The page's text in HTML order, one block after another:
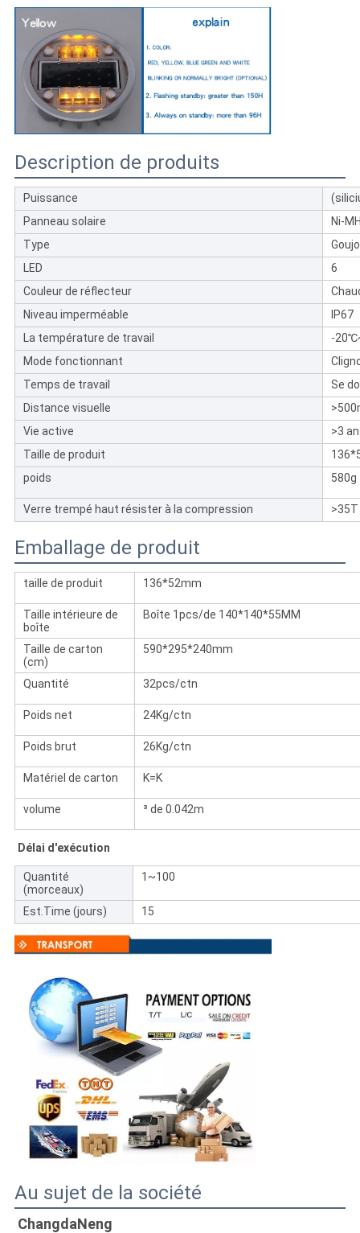
Description de produits
Puissance
Panneau solaire
Ni-
Type
LED
6
Couleur de réflecteur
Niveau imperméable
IP67
La température de travail
-
Mode fonctionnant
Temps de travail
Se
Distance visuelle
Vie active
>3
Taille de produit
poids
580g
Verre trempé haut résister à la compression >35T
Emballage de produit
taille de produit 136*52mm
Taille intérieure de
boîte
Boîte 1pcs/de 140*140*55MM
Taille de carton
(cm)
590*295*240mm
Quantité 32pcs/ctn
Poids net 24Kg/ctn
Poids brut 26Kg/ctn
Matériel de carton K=K
volume ³ de 0.042m
Délai d'exécution
Quantité
(morceaux)
1~100
Est.Time (jours) 15
Au sujet de la société
ChangdaNeng